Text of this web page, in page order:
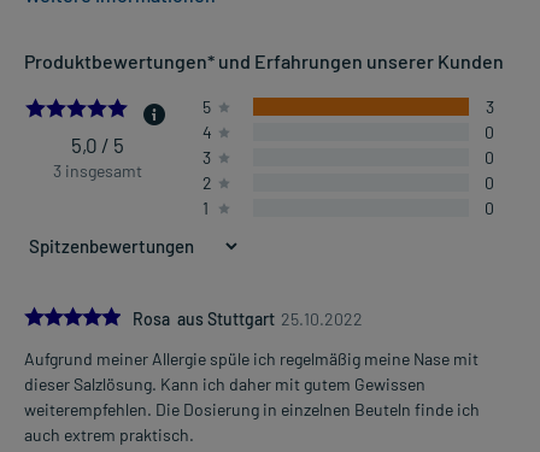
- Infektionen der Atemwege, vor allem im oberen Bereich der
- Infektionen der oberen Atemwege, unterstützende Behandlung
- Nasennebenhöhlenentzündung (Sinusitis), unterstützende
Behandlung
- Beschleunigung des Heilungsprozesses nach
Nebenhöhlenoperationen, unterstützende Behandlung
Alle Altersgruppen
3-4 mal täglich
verteilt über den Tag
Kinder von 3 bis 12 Jahre
Produktbewertungen* und Erfahrungen unserer Kunden
5.0
5,0 / 5
3 insgesamt
5
3
4
0
3
0
2
0
1
0
5.0
Rosa aus Stuttgart 25.10.2022
Aufgrund meiner Allergie spüle ich regelmäßig meine Nase mit
dieser Salzlösung. Kann ich daher mit gutem Gewissen
weiterempfehlen. Die Dosierung in einzelnen Beuteln finde ich
auch extrem praktisch.